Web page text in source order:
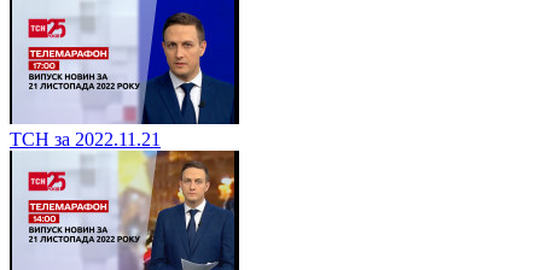
ТСН за 2022.11.21